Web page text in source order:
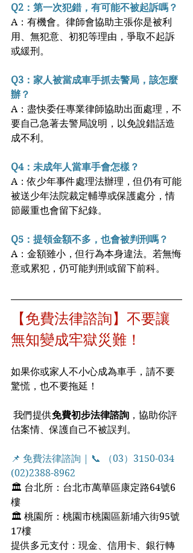
Q2：第一次犯錯，有可能不被起訴嗎？
A：有機會。律師會協助主張你是被利
用、無犯意、初犯等理由，爭取不起訴
或緩刑。
Q3：家人被當成車手抓去警局，該怎麼
辦？
A：盡快委任專業律師協助出面處理，不
要自己急著去警局說明，以免說錯話造
成不利。
Q4：未成年人當車手會怎樣？
A：依少年事件處理法辦理，但仍有可能
被送少年法院裁定輔導或保護處分，情
節嚴重也會留下紀錄。
Q5：提領金額不多，也會被判刑嗎？
A：金額雖小，但行為本身違法。若無悔
意或累犯，仍可能判刑或留下前科。
【免費法律諮詢】不要讓
無知變成牢獄災難！
如果你或家人不小心成為車手，請不要
驚慌，也不要拖延！
我們提供免費初步法律諮詢 ，協助你評
估案情、保護自己不被誤判。
📌 免費法律諮詢 | 📞 （03）3150-034
(02)2388-8962
🏛 台北所：台北市萬華區康定路64號6
樓
🏛 桃園所：桃園市桃園區新埔六街95號
17樓
提供多元支付：現金、信用卡、銀行轉